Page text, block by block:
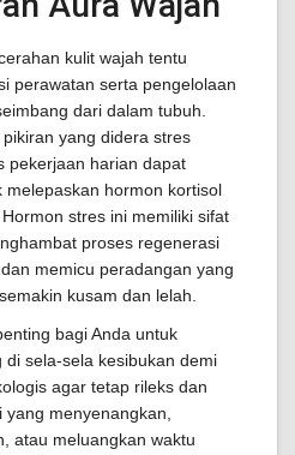
kulit wajah tentu
perawatan serta pengelolaan
dari dalam tubuh.
yang didera stres
pekerjaan harian dapat
hormon kortisol
stres ini memiliki sifat
proses regenerasi
memicu peradangan yang
kusam dan lelah.
bagi Anda untuk
di sela-sela kesibukan demi
agar tetap rileks dan
menyenangkan,
atau meluangkan waktu